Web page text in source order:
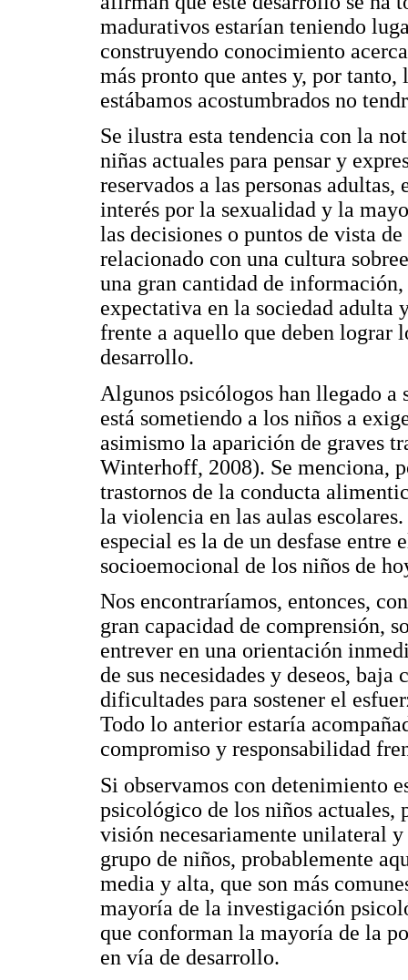
madurativos estarían teniendo
construyendo conocimiento
más pronto que antes y, por
estábamos acostumbrados no
Se ilustra esta tendencia con la
niñas actuales para pensar y
reservados a las personas
interés por la sexualidad y la
las decisiones o puntos de vista
relacionado con una cultura
una gran cantidad de
expectativa en la sociedad
frente a aquello que deben lograr
desarrollo.
Algunos psicólogos han llegado a
está sometiendo a los niños a
asimismo la aparición de graves
Winterhoff, 2008). Se menciona,
trastornos de la conducta
la violencia en las aulas
especial es la de un desfase
socioemocional de los niños de
Nos encontraríamos, entonces,
gran capacidad de comprensión,
entrever en una orientación
de sus necesidades y deseos,
dificultades para sostener el
Todo lo anterior estaría
compromiso y responsabilidad
Si observamos con detenimiento
psicológico de los niños actuales,
visión necesariamente unilateral
grupo de niños, probablemente
media y alta, que son más
mayoría de la investigación
que conforman la mayoría de la
en vía de desarrollo.